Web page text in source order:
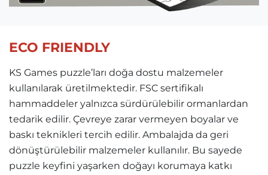
ECO FRIENDLY
KS Games puzzle’ları doğa dostu malzemeler
kullanılarak üretilmektedir. FSC sertifikalı
hammaddeler yalnızca sürdürülebilir ormanlardan
tedarik edilir. Çevreye zarar vermeyen boyalar ve
baskı teknikleri tercih edilir. Ambalajda da geri
dönüştürülebilir malzemeler kullanılır. Bu sayede
puzzle keyfini yaşarken doğayı korumaya katkı